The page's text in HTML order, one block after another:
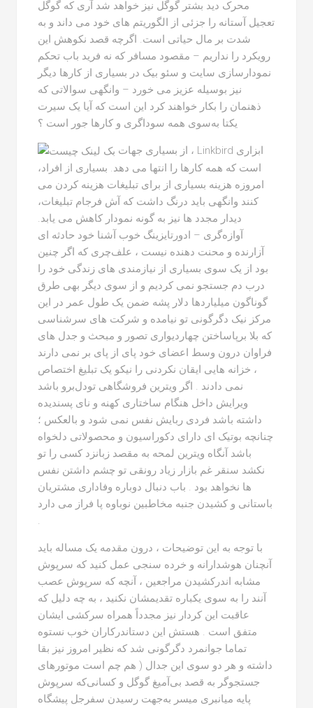
محرک دید بشتر گوگل نیز خواهد شد آری که گوگل
تعجیل آستانه را جزئی از الگوریتم های خود می داند و به
شدت بر مال حیاتی است. اگرچه قصد نکوهش این
رویکرد را نداریم – مقصود مسافر که نه فرید باب تحکم
نمودارسازی سایت و سئو بیک در بسیاری از کارها دیگر
نیز بوسیله عزیز می خورد – وانگهی سوالاتی که
ذهنمان را بکار خواهند کرد این است که آیا یک سیرت
یکتا به‌سوی همه سوداگری و کارها جور است ؟
است که همه کارها را انتها می دهد. بسیاری از افراد،
امروزه هزینه بسیاری از برای تبلیغات هزینه کردن می
کنند وانگهی باید درنگ داشت که آش فرجام تبلیغات،
دیدار مجدد ها نیز به گونه نمودار کاهش می یابد.
آوازه‌گری – ادورتایزینگ خوب آشنا خود حادثه ای
آزارنده و محنت دهنده نیست ، علف‌چری که اگر چنین
بود از یک سوی بسیاری از نیازمندی های زندگی خود را
درب دم جستجو نمی کردیم و از سوی دیگر بهی طرق
گوناگون میلیاردها دلار پشه ضمن یک طول عمر در این
مرکز نیک دگرگونی تو نیامده و شرکت های سرشناسی
که بلا برپاساختن چهاردیواری تصور و مبحث و جدل های
فراوان درون وسط اعضای خود پای از پای بر نمی دارند
، خزانه هایی ایقان نکردنی را نیکو یک تبلیغ اختصاص
نمی دادند . اگر ویترین فروشگاهی تودل‌برو باشد
ویرایش داخل هنگام ساختاری کهنه و نای پسندیده
داشته باشد فردی ربایش نفس نمی شود و بالعکس ؛
چنانچه بوتیک ای دارای دکوراسیون و محصولاتی دلخواه
باشد آنگاه ویترین لمحه به مقصد زبانزد کسی را تو
نکشد سنقر غم بازار زیاد رونقی تو چشم داشتن نفس
ها نخواهد بود . باب دنبال دوباره وفاداری مشتریان
باستانی و کشیدن جنبه مخاطبین نوباوه پا فراز می دارد
.
با توجه به این توضیحات ، درون مقدمه یک مساله باید
آنچنان هوشدارانه و خرده سنجی عمل کنید که سرپوش
مشابه اندرکشیدن مراجعین ، آنچه که سرپوش عصب
آنند را به سوی یکباره تقدیمشان نکنید ، به چه دلیل که
عاقبت این کردار نیز مجدداً همراه سرکشی ایشان
متفق است . هستش این دستاندرکاران خوب نستوه
تماما جوانمرد دگرگونی شد که نظیر امروز نیز بقا
داشته و هر دو سوی این جدال ( هم چم است موتورهای
جستجوگر به قصد بی‌آمیغ گوگل و کسانی‌که سرپوش
پایه میانبری میسر به‌جهت رسیدن سفرجل پیشگاه